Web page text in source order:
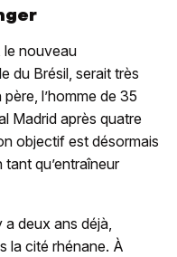
le nouveau
du Brésil, serait très
l’homme de 35
Madrid après quatre
objectif est désormais
qu’entraîneur
a deux ans déjà,
la cité rhénane. À